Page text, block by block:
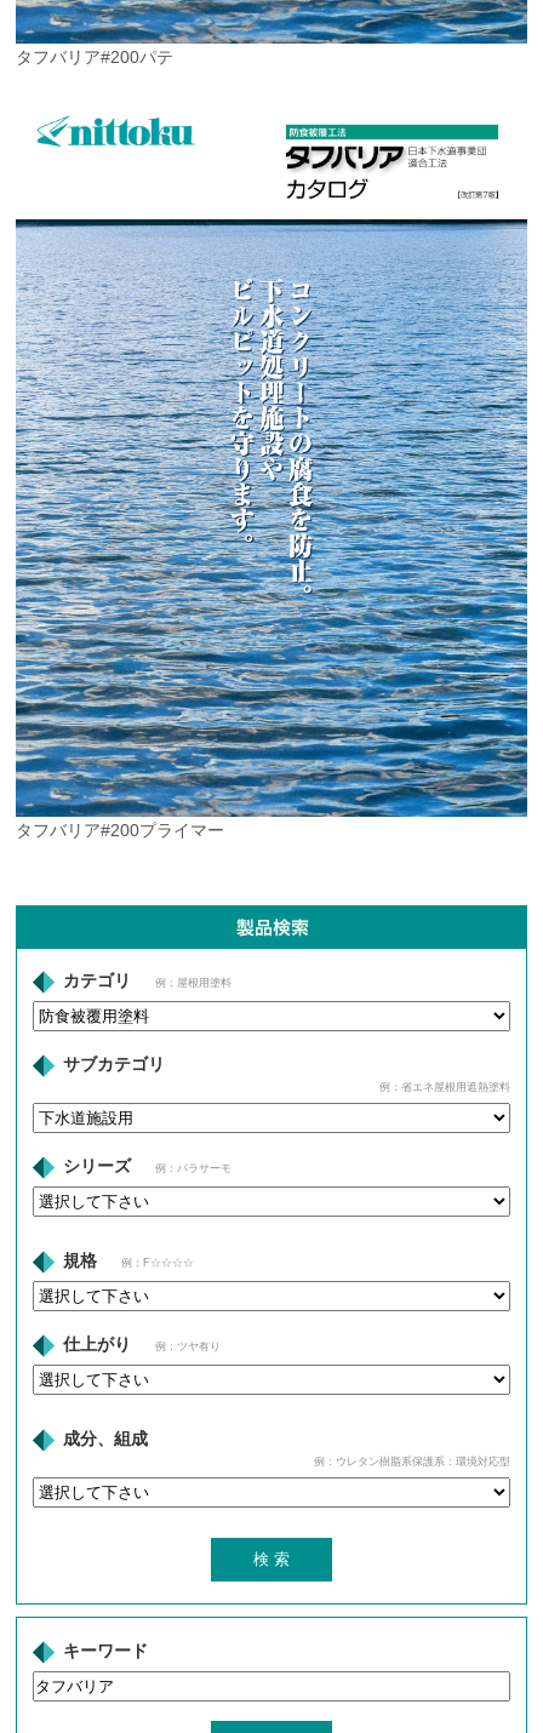
タフバリア#200パテ
タフバリア#200プライマー
カテゴリ 例：屋根用塗料
サブカテゴリ
例：省エネ屋根用遮熱塗料
シリーズ 例：パラサーモ
規格 例：F☆☆☆☆
仕上がり 例：ツヤ有り
成分、組成
例：ウレタン樹脂系保護系：環境対応型
キーワード